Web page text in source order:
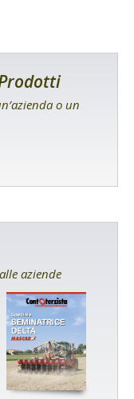
o un
aziende